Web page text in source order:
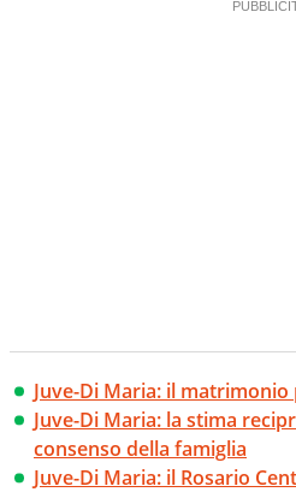
Juve-Di Maria: il
Juve-Di Maria: la stima
consenso della famiglia
Juve-Di Maria: il Rosario